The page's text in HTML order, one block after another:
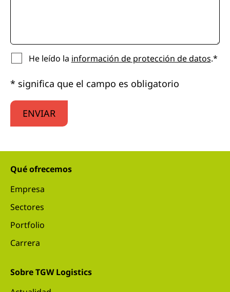
He leído la información de protección de datos.*
* significa que el campo es obligatorio
ENVIAR
Qué ofrecemos
Empresa
Sectores
Portfolio
Carrera
Sobre TGW Logistics